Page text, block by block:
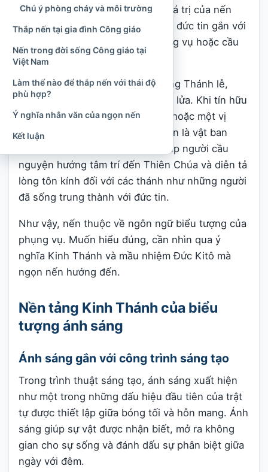
hạn, có thể cháy hết và tắt đi. Giá trị của nến
nằm trong ý nghĩa mà cộng đoàn đức tin gắn với
nó, cũng như trong hành vi phụng vụ hoặc cầu
nguyện mà ngọn nến phục vụ.
Khi một ngọn nến được thắp trong Thánh lễ,
người Công giáo không thờ ngọn lửa. Khi tín hữu
thắp nến trước tượng Đức Maria hoặc một vị
thánh, họ cũng không coi cây nến là vật ban
phát phép lành. Ánh sáng chỉ giúp người cầu
nguyện hướng tâm trí đến Thiên Chúa và diễn tả
lòng tôn kính đối với các thánh như những người
đã sống trung thành với đức tin.
Như vậy, nến thuộc về ngôn ngữ biểu tượng của
phụng vụ. Muốn hiểu đúng, cần nhìn qua ý
nghĩa Kinh Thánh và mầu nhiệm Đức Kitô mà
ngọn nến hướng đến.
Nền tảng Kinh Thánh của biểu
tượng ánh sáng
Ánh sáng gắn với công trình sáng tạo
Trong trình thuật sáng tạo, ánh sáng xuất hiện
như một trong những dấu hiệu đầu tiên của trật
tự được thiết lập giữa bóng tối và hỗn mang. Ánh
sáng giúp sự vật được nhận biết, mở ra không
gian cho sự sống và đánh dấu sự phân biệt giữa
ngày với đêm.
Chú ý phòng cháy và môi trường
Thắp nến tại gia đình Công giáo
Nến trong đời sống Công giáo tại
Việt Nam
Làm thế nào để thắp nến với thái độ
phù hợp?
Ý nghĩa nhân văn của ngọn nến
Kết luận